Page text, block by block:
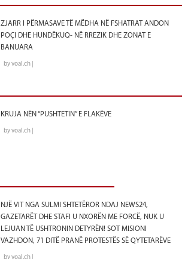
ZJARR I PËRMASAVE TË MËDHA NË FSHATRAT ANDON
POÇI DHE HUNDËKUQ- NË RREZIK DHE ZONAT E
BANUARA
by voal.ch |
KRUJA NËN “PUSHTETIN” E FLAKËVE
by voal.ch |
NJË VIT NGA SULMI SHTETËROR NDAJ NEWS24,
GAZETARËT DHE STAFI U NXORËN ME FORCË, NUK U
LEJUAN TË USHTRONIN DETYRËN! SOT MISIONI
VAZHDON, 71 DITË PRANË PROTESTËS SË QYTETARËVE
by voal.ch |